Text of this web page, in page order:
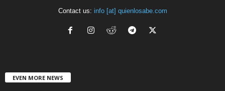
Contact us: info [at] quienlosabe.com
EVEN MORE NEWS